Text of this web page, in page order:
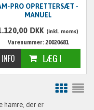
PRO OPRETTERSÆT -
MANUEL
DKK (inkl. moms)
Varenummer: 20020681
hamre, der er